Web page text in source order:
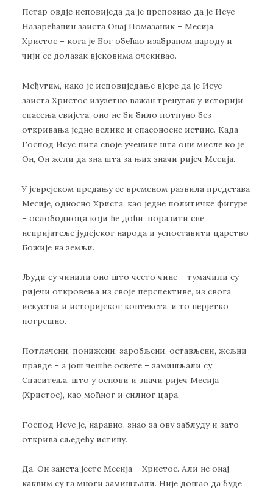
Петар овдје исповиједа да је препознао да је Исус
Назарећанин заиста Онај Помазаник – Месија,
Христос – кога је Бог обећао изабраном народу и
чији се долазак вјековима очекивао.
Међутим, иако је исповиједање вјере да је Исус
заиста Христос изузетно важан тренутак у историји
спасења свијета, оно не би било потпуно без
откривања једне велике и спасоносне истине. Када
Господ Исус пита своје ученике шта они мисле ко је
Он, Он жели да зна шта за њих значи ријеч Месија.
У јеврејском предању се временом развила представа
Месије, односно Христа, као једне политичке фигуре
– ослободиоца који ће доћи, поразити све
непријатеље јудејског народа и успоставити царство
Божије на земљи.
Људи су чинили оно што често чине – тумачили су
ријечи откровења из своје перспективе, из свога
искуства и историјског контекста, и то нерјетко
погрешно.
Потлачени, понижени, заробљени, остављени, жељни
правде – а још чешће освете – замишљали су
Спаситеља, што у основи и значи ријеч Месија
(Христос), као моћног и силног цара.
Господ Исус је, наравно, знао за ову заблуду и зато
открива сљедећу истину.
Да, Он заиста јесте Месија – Христос. Али не онај
каквим су га многи замишљали. Није дошао да буде